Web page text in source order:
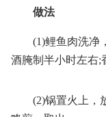
做法
(1)鲤鱼肉洗净
酒腌制半小时左右;
(2)锅置火上，